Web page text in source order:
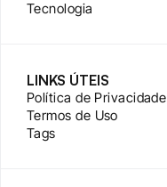
Tecnologia
LINKS ÚTEIS
Política de Privacidade
Termos de Uso
Tags